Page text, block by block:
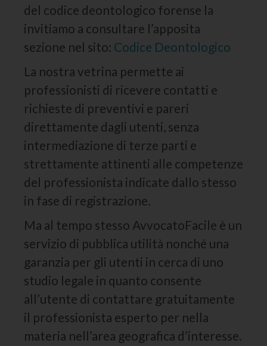
del codice deontologico forense la
invitiamo a consultare l’apposita
sezione nel sito: Codice Deontologico
La nostra vetrina permette ai
professionisti di ricevere contatti e
richieste di preventivi e pareri
direttamente dagli utenti, senza
intermediazione di terze parti e
strettamente attinenti alle competenze
del professionista indicate dallo stesso
in fase di registrazione.
Ma al tempo stesso AvvocatoFacile è un
servizio di pubblica utilità nonché una
garanzia per gli utenti in cerca di uno
studio legale in quanto consente
all’utente di contattare gratuitamente
il professionista esperto per nella
materia nell’area geografica d’interesse.